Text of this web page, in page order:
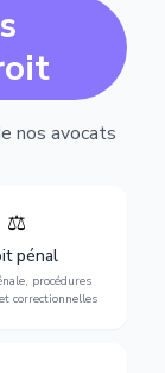
nos avocats
⚖️
pénal
procédures
correctionnelles
matière pénale,
procès, pour
correctionnelle